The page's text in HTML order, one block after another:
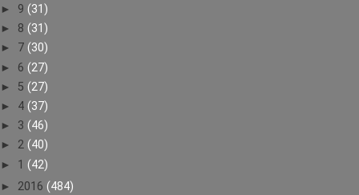
► 9 (31)
► 8 (31)
► 7 (30)
► 6 (27)
► 5 (27)
► 4 (37)
► 3 (46)
► 2 (40)
► 1 (42)
► 2016 (484)